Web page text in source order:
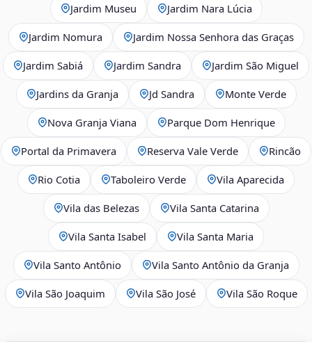
Jardim Museu Jardim Nara Lúcia
Jardim Nomura Jardim Nossa Senhora das Graças
Jardim Sabiá Jardim Sandra Jardim São Miguel
Jardins da Granja Jd Sandra Monte Verde
Nova Granja Viana Parque Dom Henrique
Portal da Primavera Reserva Vale Verde Rincão
Rio Cotia Taboleiro Verde Vila Aparecida
Vila das Belezas Vila Santa Catarina
Vila Santa Isabel Vila Santa Maria
Vila Santo Antônio Vila Santo Antônio da Granja
Vila São Joaquim Vila São José Vila São Roque